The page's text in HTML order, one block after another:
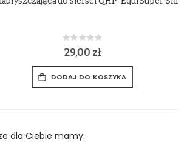
Rating:
29,00 zł
DODAJ DO KOSZYKA
dla Ciebie mamy: